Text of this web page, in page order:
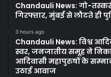
Chandauli News: गो-
गिरफ्तार, मुंबई से लौटते ही
3 hours ago
Chandauli News: विश्व
स्वर, जनजातीय समूह ने
आदिवासी महापुरुषों के
उठाई आवाज